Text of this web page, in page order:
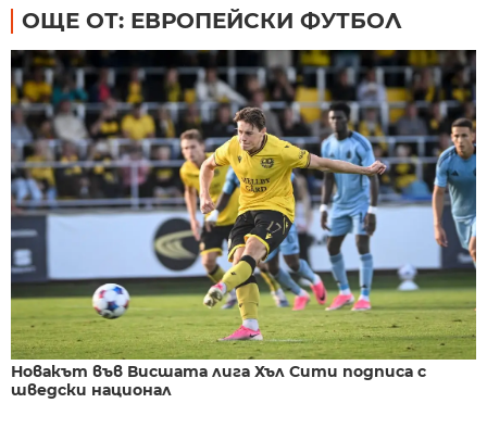
ОЩЕ ОТ: ЕВРОПЕЙСКИ ФУТБОЛ
Новакът във Висшата лига Хъл Сити подписа с
шведски национал